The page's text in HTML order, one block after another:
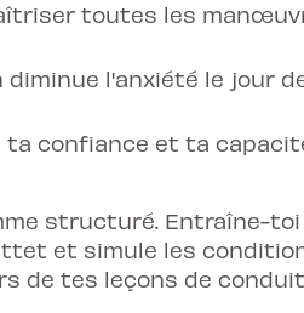
toutes les
l'anxiété le jour
ta confiance et ta
structuré. Entraîne-toi
et simule les
de tes leçons de